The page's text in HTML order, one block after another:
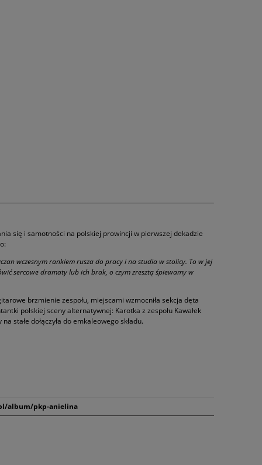
się i samotności na polskiej prowincji w pierwszej dekadzie
wczesnym rankiem rusza do pracy i na studia w stolicy. To w jej
sercowe dramaty lub ich brak, o czym zresztą śpiewamy w
brzmienie zespołu, miejscami wzmocniła sekcja dęta
polskiej sceny alternatywnej: Karotka z zespołu Kawałek
stałe dołączyła do emkaleowego składu.
album/pkp-anielina